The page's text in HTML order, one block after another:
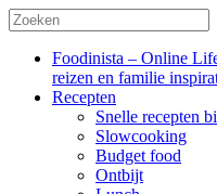
Foodinista – Online
reizen en familie
Recepten
Snelle recepten
Slowcooking
Budget food
Ontbijt